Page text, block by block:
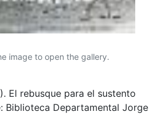
image to open the gallery.
El rebusque para el sustento
Biblioteca Departamental Jorge